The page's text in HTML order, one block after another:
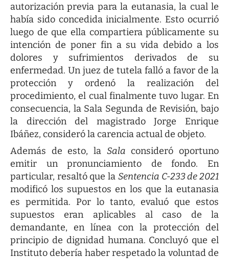
autorización previa para la eutanasia, la cual le
había sido concedida inicialmente. Esto ocurrió
luego de que ella compartiera públicamente su
intención de poner fin a su vida debido a los
dolores y sufrimientos derivados de su
enfermedad. Un juez de tutela falló a favor de la
protección y ordenó la realización del
procedimiento, el cual finalmente tuvo lugar. En
consecuencia, la Sala Segunda de Revisión, bajo
la dirección del magistrado Jorge Enrique
Ibáñez, consideró la carencia actual de objeto.
Además de esto, la Sala consideró oportuno
emitir un pronunciamiento de fondo. En
particular, resaltó que la Sentencia C-233 de 2021
modificó los supuestos en los que la eutanasia
es permitida. Por lo tanto, evaluó que estos
supuestos eran aplicables al caso de la
demandante, en línea con la protección del
principio de dignidad humana. Concluyó que el
Instituto debería haber respetado la voluntad de